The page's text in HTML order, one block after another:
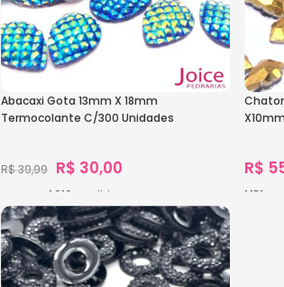
Abacaxi Gota 13mm X 18mm
Termocolante C/300 Unidades
R$39,99 R$ 30,00
1.616 vendidos
Ver Opções
R$
1.151